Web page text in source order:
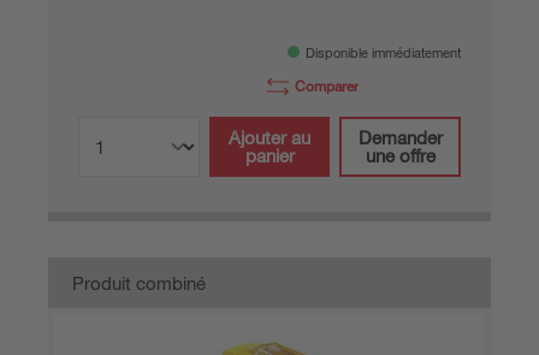
Disponible immédiatement
Comparer
Ajouter au
panier
Demander
une offre
Produit combiné